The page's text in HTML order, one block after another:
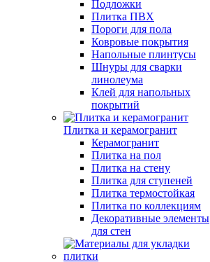
Подложки
Плитка ПВХ
Пороги для пола
Ковровые покрытия
Напольные плинтусы
Шнуры для сварки
линолеума
Клей для напольных
покрытий
Плитка и керамогранит
Керамогранит
Плитка на пол
Плитка на стену
Плитка для ступеней
Плитка термостойкая
Плитка по коллекциям
Декоративные элементы
для стен